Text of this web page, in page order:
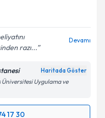
ilişkin
verilerimin belirtilen
ediyorum.
razı...
Devamı
Haritada Göster
Uygulama ve
17 30